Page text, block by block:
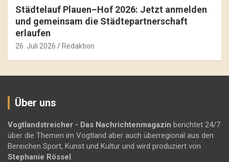
Städtelauf Plauen–Hof 2026: Jetzt anmelden
und gemeinsam die Städtepartnerschaft
erlaufen
26. Juli 2026 Redaktion
Über uns
Vogtlandstreicher - Das Nachrichtenmagazin berichtet 24/7
über die Themen im Vogtland aber auch überregional aus den
Bereichen Sport, Kunst und Kultur und wird produziert von
Stephanie Rössel.